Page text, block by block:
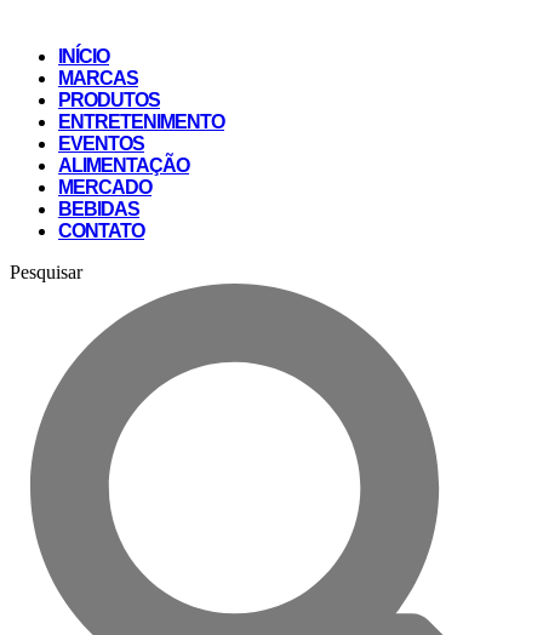
INÍCIO
MARCAS
PRODUTOS
ENTRETENIMENTO
EVENTOS
ALIMENTAÇÃO
MERCADO
BEBIDAS
CONTATO
Pesquisar